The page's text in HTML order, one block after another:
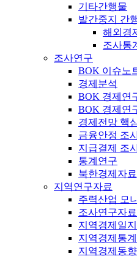
기타간행물
발간중지 간
해외경
조사통
조사연구
BOK 이슈노
경제분석
BOK 경제연
BOK 경제연
경제전망 핵
금융안정 조
지급결제 조
통계연구
북한경제자료
지역연구자료
주력산업 모
조사연구자료
지역경제일지
지역경제통계
지역경제동향